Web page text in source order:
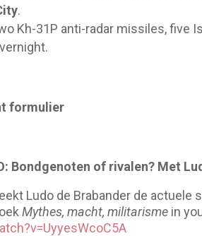
.
Kh-31P anti-radar missiles, five
formulier
Bondgenoten of rivalen? Met
Ludo de Brabander de actuele
Mythes, macht, militarisme in